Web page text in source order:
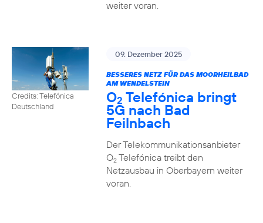
weiter voran.
Credits: Telefónica
Deutschland
09. Dezember 2025
BESSERES NETZ FÜR DAS MOORHEILBAD
AM WENDELSTEIN
O2 Telefónica bringt
5G nach Bad
Feilnbach
Der Telekommunikationsanbieter
O2Telefónica treibt den
Netzausbau in Oberbayern weiter
voran.